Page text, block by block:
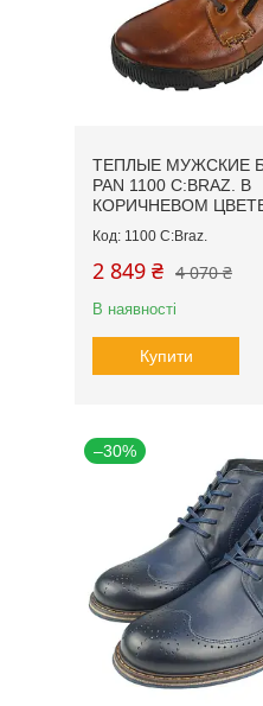
ТЕПЛЫЕ МУЖСКИЕ
PAN 1100 C:BRAZ. В
КОРИЧНЕВОМ
1100 C:Braz.
4 070 ₴
2 849 ₴
В наявності
Купити
–30%